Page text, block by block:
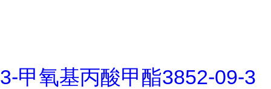
3-甲氧基丙酸甲酯3852-09-3